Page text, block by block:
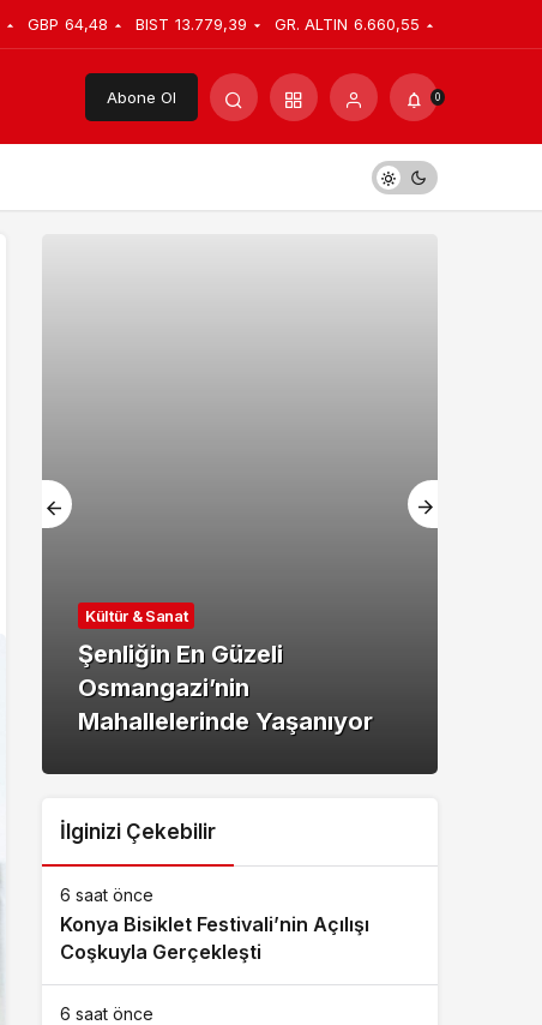
GBP 64,48 BIST 13.779,39 GR. ALTIN 6.660,55
Abone Ol 0
Kültür & Sanat
Şenliğin En Güzeli
Osmangazi’nin
Mahallelerinde Yaşanıyor
İlginizi Çekebilir
6 saat önce
Konya Bisiklet Festivali’nin Açılışı
Coşkuyla Gerçekleşti
6 saat önce